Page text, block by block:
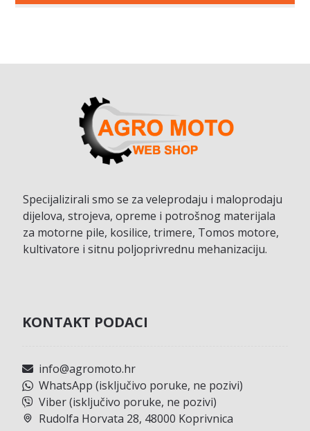
Specijalizirali smo se za veleprodaju i maloprodaju
dijelova, strojeva, opreme i potrošnog materijala
za motorne pile, kosilice, trimere, Tomos motore,
kultivatore i sitnu poljoprivrednu mehanizaciju.
KONTAKT PODACI
info@agromoto.hr
WhatsApp (isključivo poruke, ne pozivi)
Viber (isključivo poruke, ne pozivi)
Rudolfa Horvata 28, 48000 Koprivnica